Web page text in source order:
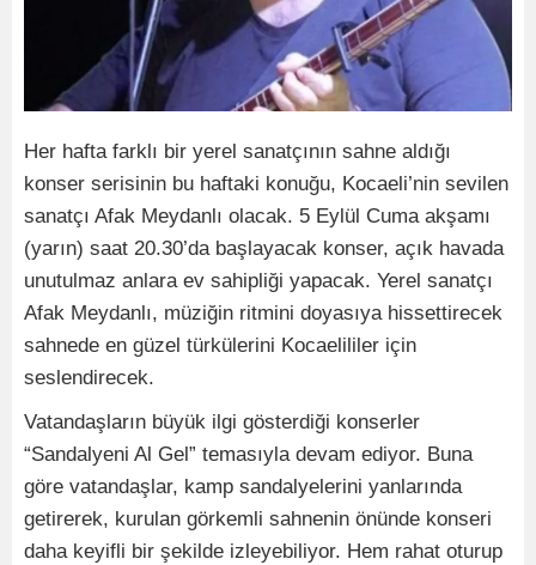
Her hafta farklı bir yerel sanatçının sahne aldığı
konser serisinin bu haftaki konuğu, Kocaeli’nin sevilen
sanatçı Afak Meydanlı olacak. 5 Eylül Cuma akşamı
(yarın) saat 20.30’da başlayacak konser, açık havada
unutulmaz anlara ev sahipliği yapacak. Yerel sanatçı
Afak Meydanlı, müziğin ritmini doyasıya hissettirecek
sahnede en güzel türkülerini Kocaelililer için
seslendirecek.
Vatandaşların büyük ilgi gösterdiği konserler
“Sandalyeni Al Gel” temasıyla devam ediyor. Buna
göre vatandaşlar, kamp sandalyelerini yanlarında
getirerek, kurulan görkemli sahnenin önünde konseri
daha keyifli bir şekilde izleyebiliyor. Hem rahat oturup